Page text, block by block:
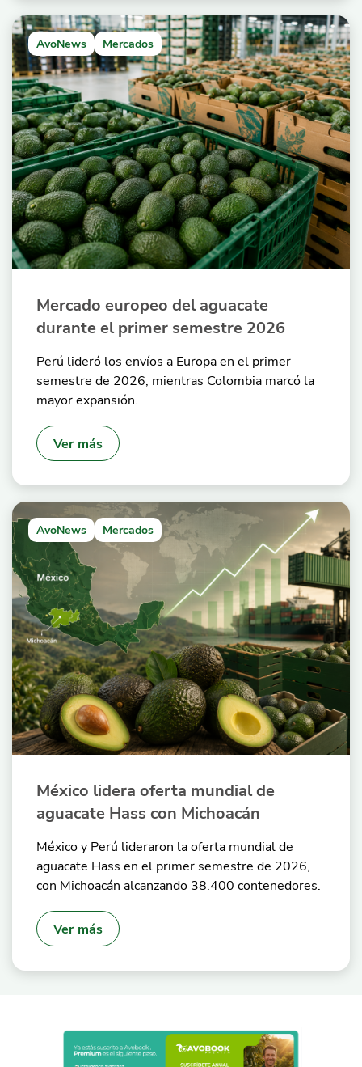
AvoNews Mercados
Mercado europeo del aguacate
durante el primer semestre 2026
Perú lideró los envíos a Europa en el primer
semestre de 2026, mientras Colombia marcó la
mayor expansión.
Ver más
AvoNews Mercados
México lidera oferta mundial de
aguacate Hass con Michoacán
México y Perú lideraron la oferta mundial de
aguacate Hass en el primer semestre de 2026,
con Michoacán alcanzando 38.400 contenedores.
Ver más